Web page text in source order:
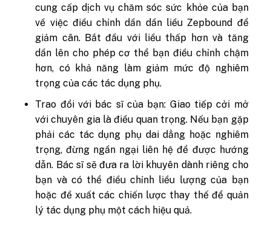
cung cấp dịch vụ chăm sóc sức khỏe của bạn
về việc điều chỉnh dần dần liều Zepbound để
giảm cân. Bắt đầu với liều thấp hơn và tăng
dần lên cho phép cơ thể bạn điều chỉnh chậm
hơn, có khả năng làm giảm mức độ nghiêm
trọng của các tác dụng phụ.
Trao đổi với bác sĩ của bạn: Giao tiếp cởi mở
với chuyên gia là điều quan trọng. Nếu bạn gặp
phải các tác dụng phụ dai dẳng hoặc nghiêm
trọng, đừng ngần ngại liên hệ để được hướng
dẫn. Bác sĩ sẽ đưa ra lời khuyên dành riêng cho
bạn và có thể điều chỉnh liều lượng của bạn
hoặc đề xuất các chiến lược thay thế để quản
lý tác dụng phụ một cách hiệu quả.